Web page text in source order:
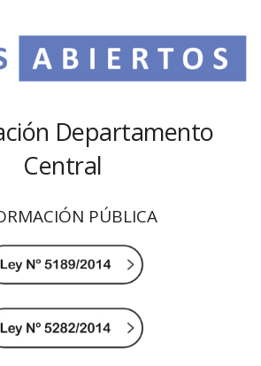
Departamento
Central
PÚBLICA